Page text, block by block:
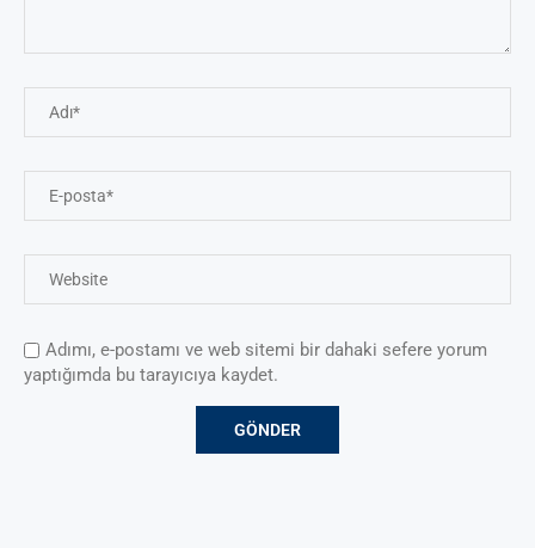
Adımı, e-postamı ve web sitemi bir dahaki sefere yorum
yaptığımda bu tarayıcıya kaydet.